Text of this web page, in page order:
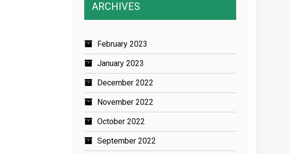
ARCHIVES
February 2023
January 2023
December 2022
November 2022
October 2022
September 2022